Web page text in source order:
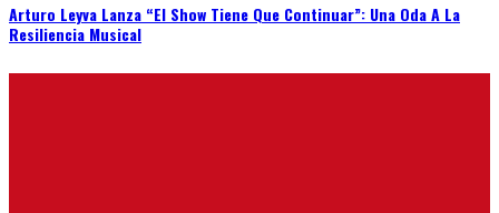
Arturo Leyva Lanza “El Show Tiene Que Continuar”: Una Oda A La
Resiliencia Musical